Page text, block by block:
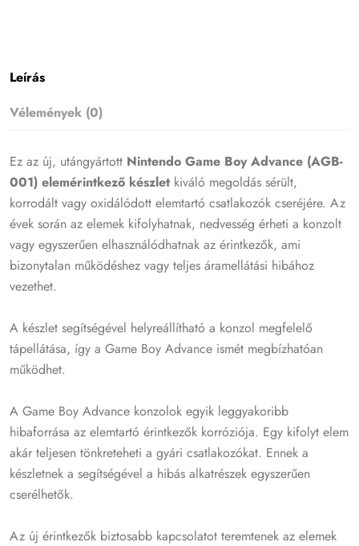
Leírás
Vélemények (0)
Ez az új, utángyártott Nintendo Game Boy Advance (AGB-
001) elemérintkező készlet kiváló megoldás sérült,
korrodált vagy oxidálódott elemtartó csatlakozók cseréjére. Az
évek során az elemek kifolyhatnak, nedvesség érheti a konzolt
vagy egyszerűen elhasználódhatnak az érintkezők, ami
bizonytalan működéshez vagy teljes áramellátási hibához
vezethet.
A készlet segítségével helyreállítható a konzol megfelelő
tápellátása, így a Game Boy Advance ismét megbízhatóan
működhet.
A Game Boy Advance konzolok egyik leggyakoribb
hibaforrása az elemtartó érintkezők korróziója. Egy kifolyt elem
akár teljesen tönkreteheti a gyári csatlakozókat. Ennek a
készletnek a segítségével a hibás alkatrészek egyszerűen
cserélhetők.
Az új érintkezők biztosabb kapcsolatot teremtenek az elemek